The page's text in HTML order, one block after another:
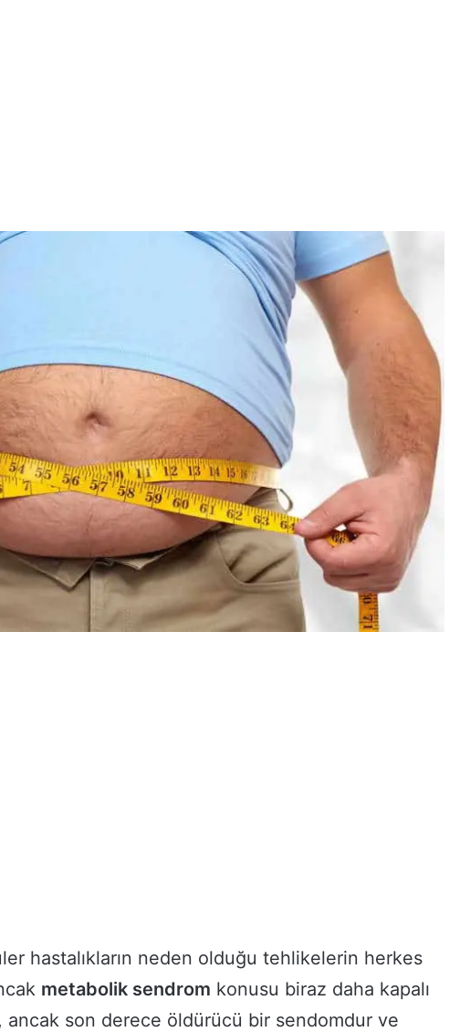
hastalıkların neden olduğu tehlikelerin herkes
metabolik sendrom konusu biraz daha kapalı
ancak son derece öldürücü bir sendomdur ve